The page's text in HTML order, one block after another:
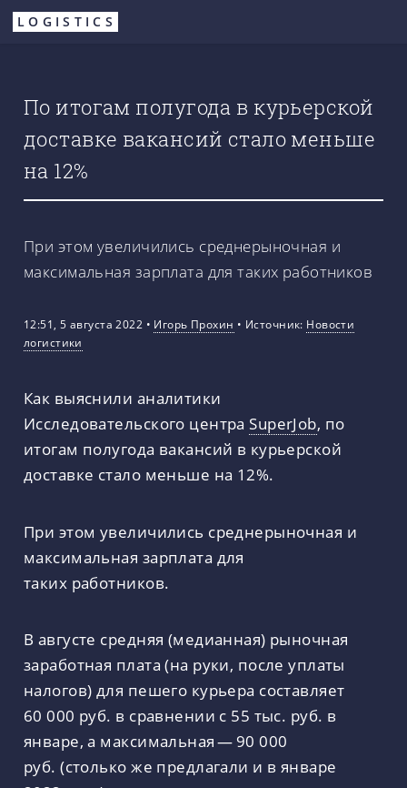
Перейти
LOGISTICS
По итогам полугода в курьерской
доставке вакансий стало меньше
на 12%
При этом увеличились среднерыночная и
максимальная зарплата для таких работников
12:51, 5 августа 2022 • Игорь Прохин • Источник: Новости
логистики
Как выяснили аналитики
Исследовательского центраSuperJob, по
итогам полугода вакансий в курьерской
доставке стало меньше на 12%.
При этом увеличились среднерыночная и
максимальная зарплата для
таких работников.
В августе средняя (медианная) рыночная
заработная плата (на руки, после уплаты
налогов) для пешего курьера составляет
60 000 руб. в сравнении с 55 тыс. руб. в
январе, а максимальная — 90 000
руб. (столько же предлагали и в январе